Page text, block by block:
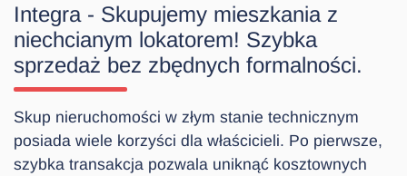
Integra - Skupujemy mieszkania z
niechcianym lokatorem! Szybka
sprzedaż bez zbędnych formalności.
Skup nieruchomości w złym stanie technicznym
posiada wiele korzyści dla właścicieli. Po pierwsze,
szybka transakcja pozwala uniknąć kosztownych